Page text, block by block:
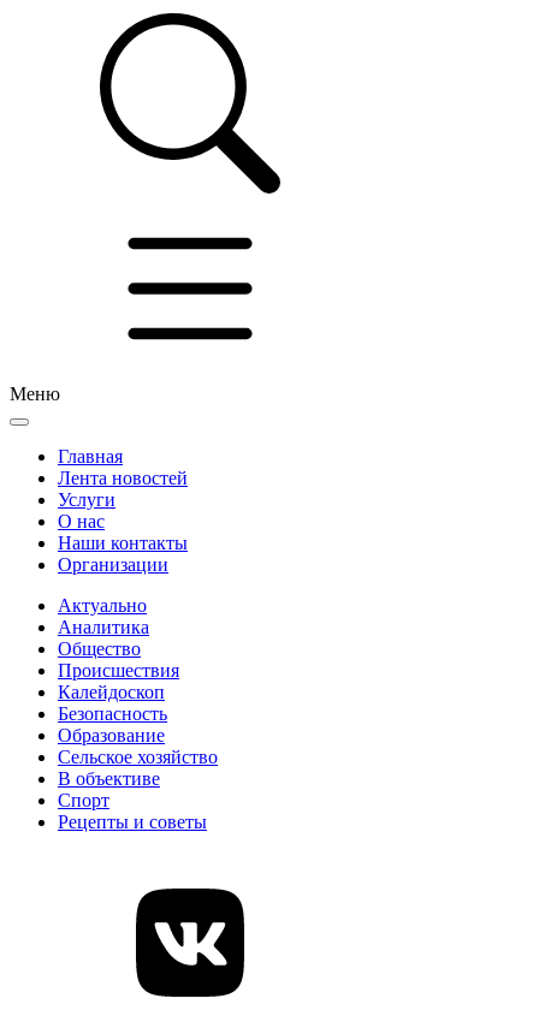
Меню
Главная
Лента новостей
Услуги
О нас
Наши контакты
Организации
Актуально
Аналитика
Общество
Происшествия
Калейдоскоп
Безопасность
Образование
Сельское хозяйство
В объективе
Спорт
Рецепты и советы